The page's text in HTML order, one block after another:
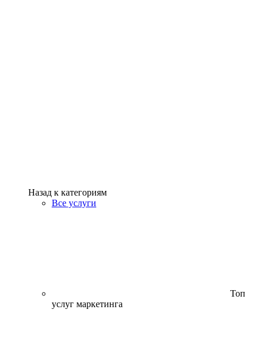
Назад к категориям
Все услуги
Топ
услуг маркетинга